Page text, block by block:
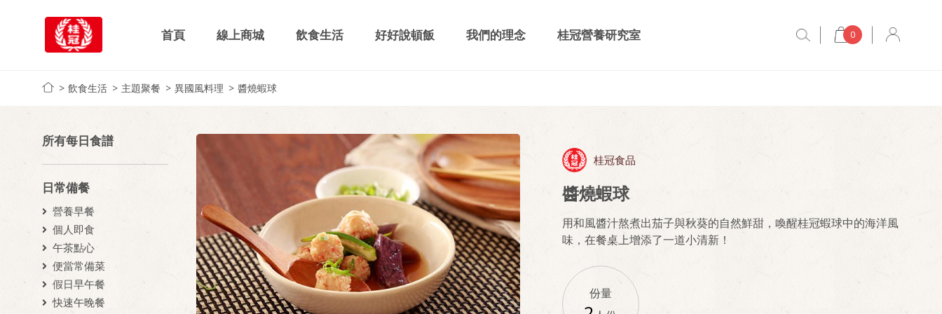
首頁 線上商城 飲食生活 好好說頓飯 我們的理念 桂冠營養研究室 0
飲食生活 主題聚餐 異國風料理 醬燒蝦球
所有每日食譜
日常備餐
營養早餐
個人即食
午茶點心
便當常備菜
假日早午餐
快速午晚餐
桂冠食品
醬燒蝦球
用和風醬汁熬煮出茄子與秋葵的自然鮮甜，喚醒桂冠蝦球中的海洋風
味，在餐桌上增添了一道小清新！
份量